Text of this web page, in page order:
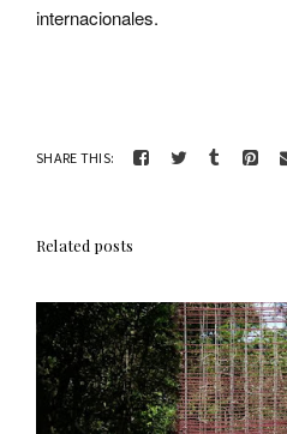
internacionales.
SHARE THIS:
Related posts